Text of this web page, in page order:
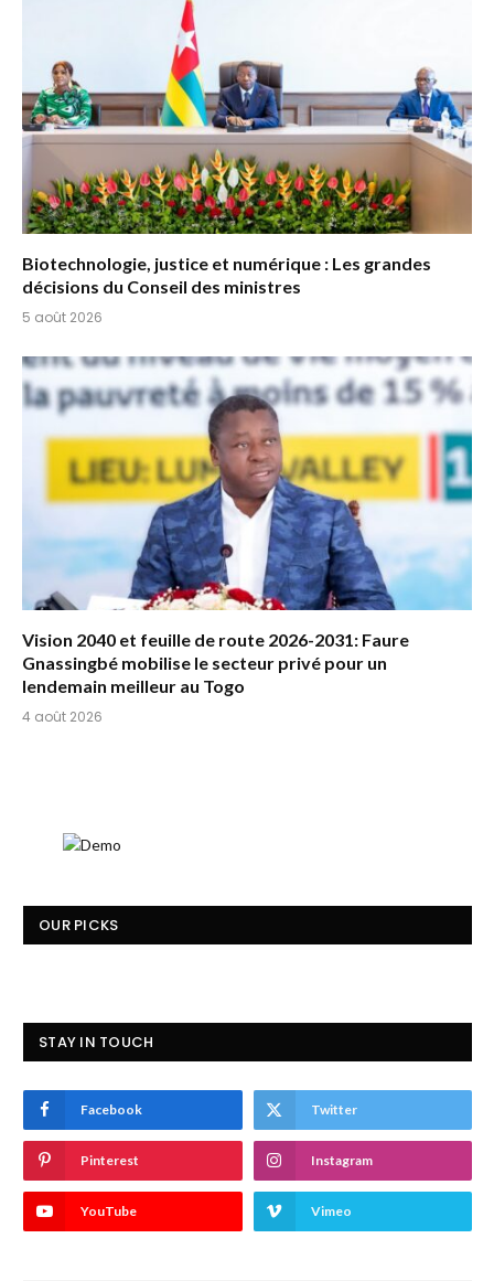
Biotechnologie, justice et numérique : Les grandes
décisions du Conseil des ministres
5 août 2026
Vision 2040 et feuille de route 2026-2031: Faure
Gnassingbé mobilise le secteur privé pour un
lendemain meilleur au Togo
4 août 2026
OUR PICKS
STAY IN TOUCH
Facebook Twitter
Pinterest Instagram
YouTube Vimeo